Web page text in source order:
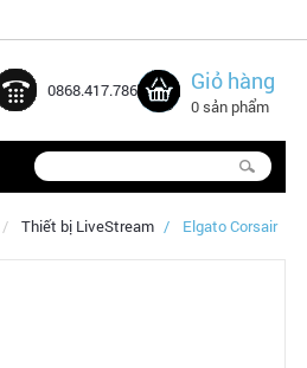
0868.417.786 Giỏ hàng
0 sản phẩm
Thiết bị LiveStream Elgato Corsair